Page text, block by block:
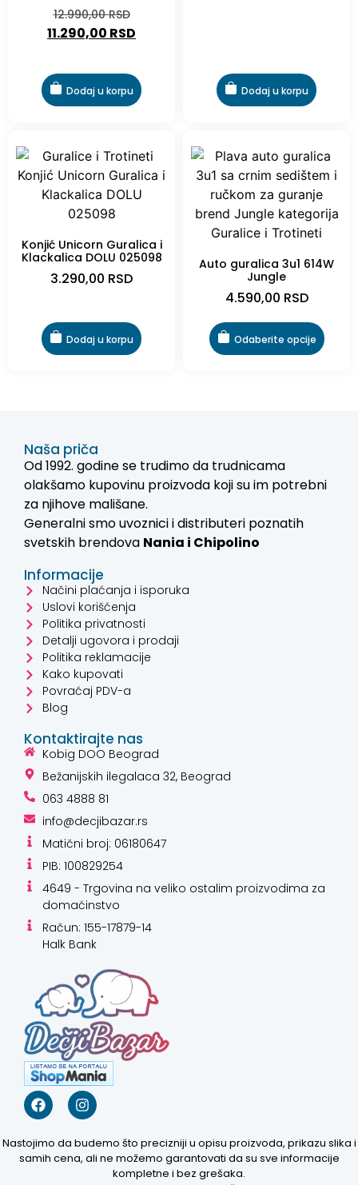
12.990,00RSD
11.290,00 RSD
Dodaj u korpu Dodaj u korpu
Konjić Unicorn Guralica i
Klackalica DOLU 025098
3.290,00 RSD
Dodaj u korpu
Auto guralica 3u1 614W
Jungle
4.590,00 RSD
Odaberite opcije
Naša priča
Od 1992. godine se trudimo da trudnicama
olakšamo kupovinu proizvoda koji su im potrebni
za njihove mališane.
Generalni smo uvoznici i distributeri poznatih
svetskih brendova Nania i Chipolino
Informacije
Načini plaćanja i isporuka
Uslovi korišćenja
Politika privatnosti
Detalji ugovora i prodaji
Politika reklamacije
Kako kupovati
Povraćaj PDV-a
Blog
Kontaktirajte nas
Kobig DOO Beograd
Bežanijskih ilegalaca 32, Beograd
063 4888 81
info@decjibazar.rs
Matični broj: 06180647
PIB: 100829254
4649 - Trgovina na veliko ostalim proizvodima za
domaćinstvo
Račun: 155-17879-14
Halk Bank
Nastojimo da budemo što precizniji u opisu proizvoda, prikazu slika i
samih cena, ali ne možemo garantovati da su sve informacije
kompletne i bez grešaka.